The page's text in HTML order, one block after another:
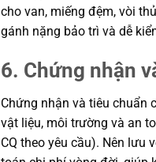
cho van, miếng đệm, vòi
gánh nặng bảo trì và dễ
6. Chứng nhận
Chứng nhận và tiêu chuẩn
vật liệu, môi trường và an
CQ theo yêu cầu). Nên lưu